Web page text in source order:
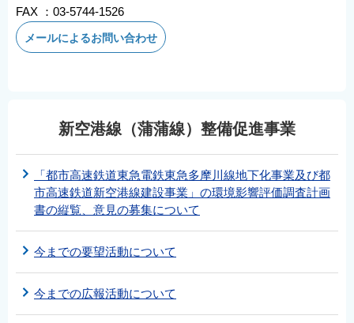
FAX ：03-5744-1526
メールによるお問い合わせ
新空港線（蒲蒲線）整備促進事業
「都市高速鉄道東急電鉄東急多摩川線地下化事業及び都
市高速鉄道新空港線建設事業」の環境影響評価調査計画
書の縦覧、意見の募集について
今までの要望活動について
今までの広報活動について